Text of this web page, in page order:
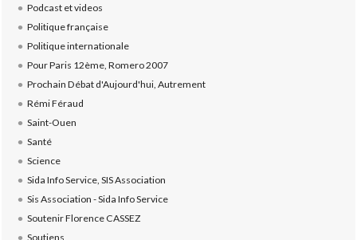
Podcast et videos
Politique française
Politique internationale
Pour Paris 12ème, Romero 2007
Prochain Débat d'Aujourd'hui, Autrement
Rémi Féraud
Saint-Ouen
Santé
Science
Sida Info Service, SIS Association
Sis Association - Sida Info Service
Soutenir Florence CASSEZ
Soutiens